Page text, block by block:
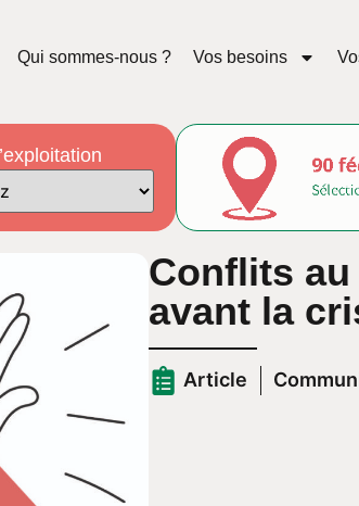
Qui sommes-nous ? Vos besoins
Conflits
avant la
Article